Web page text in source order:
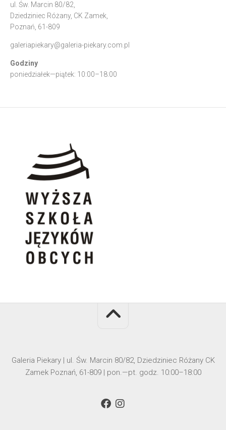
ul. Św. Marcin 80/82,
Dziedziniec Różany, CK Zamek,
Poznań, 61-809
galeriapiekary@galeria-piekary.com.pl
Godziny
poniedziałek—piątek: 10:00–18:00
Galeria Piekary | ul. Św. Marcin 80/82, Dziedziniec Różany CK
Zamek Poznań, 61-809 | pon.—pt. godz. 10:00–18:00